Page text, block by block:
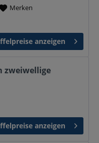
Merken
anzeigen
zweiwellige
anzeigen